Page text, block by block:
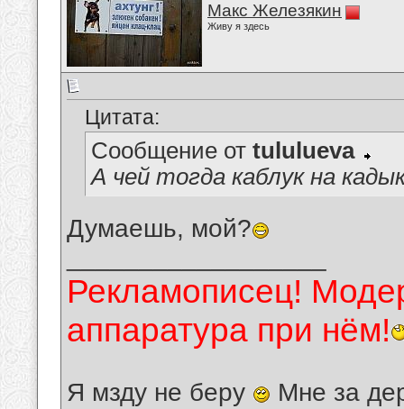
Макс Железякин
Живу я здесь
Цитата:
Сообщение от tululueva
А чей тогда каблук на
Думаешь, мой?
Рекламописец!
аппаратура при нём!
Я мзду не беру Мне за